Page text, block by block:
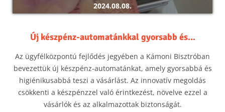
2024.08.08.
Új készpénz-automatánkkal gyorsabb és...
Az ügyfélközpontú fejlődés jegyében a Kámoni Bisztróban
bevezettük új készpénz-automatánkat, amely gyorsabbá és
higiénikusabbá teszi a vásárlást. Az innovatív megoldás
csökkenti a készpénzzel való érintkezést, növelve ezzel a
vásárlók és az alkalmazottak biztonságát.